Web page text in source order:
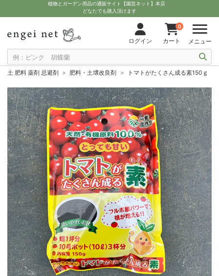
植物とガーデン用品の通販サイト【園芸ネット】本店
どなたでも購入頂けます
ログイン
0
カート メニュー
土 肥料 薬剤 忌避剤 肥料・土壌改良剤 トマトがたくさん成る素150ｇ